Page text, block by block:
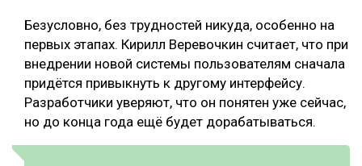
Безусловно, без трудностей никуда, особенно на
первых этапах. Кирилл Веревочкин считает, что при
внедрении новой системы пользователям сначала
придётся привыкнуть к другому интерфейсу.
Разработчики уверяют, что он понятен уже сейчас,
но до конца года ещё будет дорабатываться.